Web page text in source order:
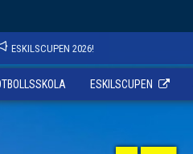
ESKILSCUPEN 2026!
ESKILSCUPEN